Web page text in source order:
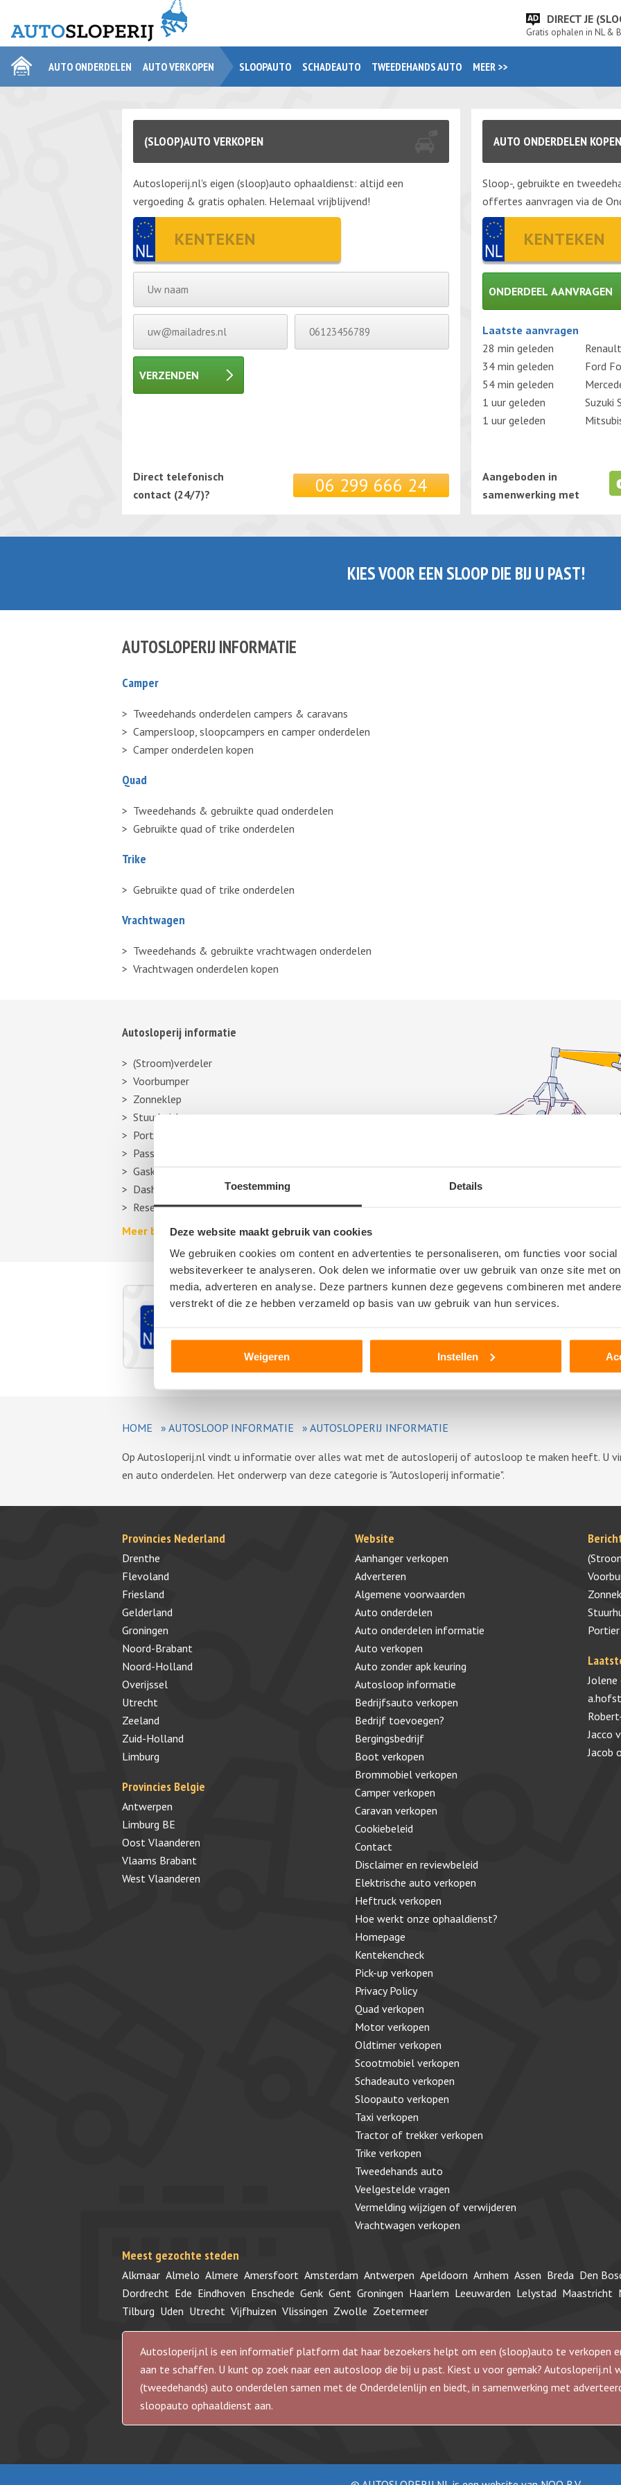
Toestemming Details
Deze website maakt gebruik van cookies
We gebruiken cookies om content en advertenties te personaliseren, om functies voor
websiteverkeer te analyseren. Ook delen we informatie over uw gebruik van onze site met
media, adverteren en analyse. Deze partners kunnen deze gegevens combineren met
verstrekt of die ze hebben verzameld op basis van uw gebruik van hun services.
Weigeren Instellen
DIRECT JE
Gratis ophalen in NL &
AUTO ONDERDELEN AUTO VERKOPEN SLOOPAUTO SCHADEAUTO TWEEDEHANDS AUTO MEER >>
(SLOOP)AUTO VERKOPEN
Autosloperij.nl's eigen (sloop)auto ophaaldienst: altijd een
vergoeding & gratis ophalen. Helemaal vrijblijvend!
VERZENDEN
Direct telefonisch
contact (24/7)?
06 299 666 24
AUTO ONDERDELEN KOPEN
Sloop-, gebruikte en
offertes aanvragen via de
ONDERDEEL AANVRAGEN
Gelieve dit veld leeg te laten.
Laatste aanvragen
28 min geleden
34 min geleden
Ford
54 min geleden
1 uur geleden
Suzuki
1 uur geleden
Aangeboden in
samenwerking met
KIES VOOR EEN SLOOP DIE BIJ U PAST!
AUTOSLOPERIJ INFORMATIE
Camper
Tweedehands onderdelen campers & caravans
Campersloop, sloopcampers en camper onderdelen
Camper onderdelen kopen
Quad
Tweedehands & gebruikte quad onderdelen
Gebruikte quad of trike onderdelen
Trike
Gebruikte quad of trike onderdelen
Vrachtwagen
Tweedehands & gebruikte vrachtwagen onderdelen
Vrachtwagen onderdelen kopen
Autosloperij informatie
(Stroom)verdeler
Voorbumper
Zonneklep
Stuurhuishoes
Portier
Passagiersstoel
Gasklep
Dashboard
Reservewiel, reserveband of thuiskomer
Meer berichten over autosloperijen >>
HOME » AUTOSLOOP INFORMATIE » AUTOSLOPERIJ INFORMATIE
Op Autosloperij.nl vindt u informatie over alles wat met de autosloperij of autosloop te maken heeft. U
en auto onderdelen. Het onderwerp van deze categorie is "Autosloperij informatie".
Provincies Nederland
Drenthe
Flevoland
Friesland
Gelderland
Groningen
Noord-Brabant
Noord-Holland
Overijssel
Utrecht
Zeeland
Zuid-Holland
Limburg
Provincies Belgie
Antwerpen
Limburg BE
Oost Vlaanderen
Vlaams Brabant
West Vlaanderen
Website
Aanhanger verkopen
Adverteren
Algemene voorwaarden
Auto onderdelen
Auto onderdelen informatie
Auto verkopen
Auto zonder apk keuring
Autosloop informatie
Bedrijfsauto verkopen
Bedrijf toevoegen?
Bergingsbedrijf
Boot verkopen
Brommobiel verkopen
Camper verkopen
Caravan verkopen
Cookiebeleid
Contact
Disclaimer en reviewbeleid
Elektrische auto verkopen
Heftruck verkopen
Hoe werkt onze ophaaldienst?
Homepage
Kentekencheck
Pick-up verkopen
Privacy Policy
Quad verkopen
Motor verkopen
Oldtimer verkopen
Scootmobiel verkopen
Schadeauto verkopen
Sloopauto verkopen
Taxi verkopen
Tractor of trekker verkopen
Trike verkopen
Tweedehands auto
Veelgestelde vragen
Vermelding wijzigen of verwijderen
Vrachtwagen verkopen
Portier
Jolene
Jacco
Jacob
Meest gezochte steden
Alkmaar Almelo Almere Amersfoort Amsterdam Antwerpen Apeldoorn Arnhem Assen Breda Den
Dordrecht Ede Eindhoven Enschede Genk Gent Groningen Haarlem Leeuwarden Lelystad Maastricht
Tilburg Uden Utrecht Vijfhuizen Vlissingen Zwolle Zoetermeer
Autosloperij.nl is een informatief platform dat haar bezoekers helpt om een (sloop)auto te verkopen
aan te schaffen. U kunt op zoek naar een autosloop die bij u past. Kiest u voor gemak? Autosloperij.nl
(tweedehands) auto onderdelen samen met de Onderdelenlijn en biedt, in samenwerking met
sloopauto ophaaldienst aan.